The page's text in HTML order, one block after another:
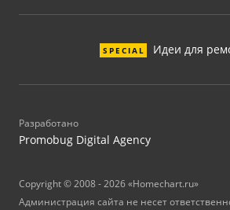
SPECIAL Идеи для
Разработано
Promobug Digital Agency
Copyright © 2008 - 2026 «Homechart.ru»
Администрация сайта не несет